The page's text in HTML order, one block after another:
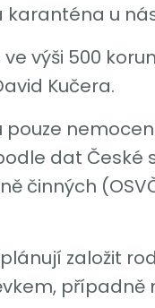
karanténa u
výši 500
Kučera.
dat
činných
založit
případně